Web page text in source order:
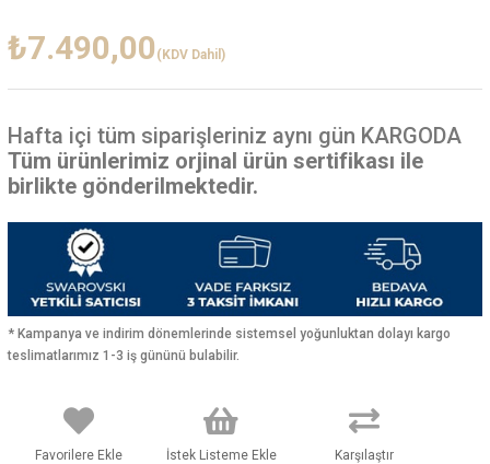
₺7.490,00 (KDV Dahil)
Hafta içi tüm siparişleriniz aynı gün KARGODA
Tüm ürünlerimiz orjinal ürün sertifikası ile
birlikte gönderilmektedir.
* Kampanya ve indirim dönemlerinde sistemsel yoğunluktan dolayı kargo
teslimatlarımız 1-3 iş gününü bulabilir.
Favorilere Ekle İstek Listeme Ekle Karşılaştır